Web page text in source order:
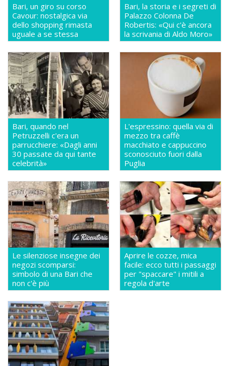
Bari, un giro su corso
Cavour: nostalgica via
dello shopping rimasta
uguale a se stessa
Bari, la storia e i segreti di
Palazzo Colonna De
Robertis: «Qui c'è ancora
la scrivania di Aldo Moro»
Bari, quando nel
Petruzzelli c'era un
parrucchiere: «Dagli anni
30 passate da qui tante
celebrità»
L'espressino: quella via di
mezzo tra caffè
macchiato e cappuccino
sconosciuto fuori dalla
Puglia
Le silenziose insegne dei
negozi scomparsi:
simbolo di una Bari che
non c'è più
Aprire le cozze, mica
facile: ecco tutti i passaggi
per "spaccare" i mitili a
regola d'arte